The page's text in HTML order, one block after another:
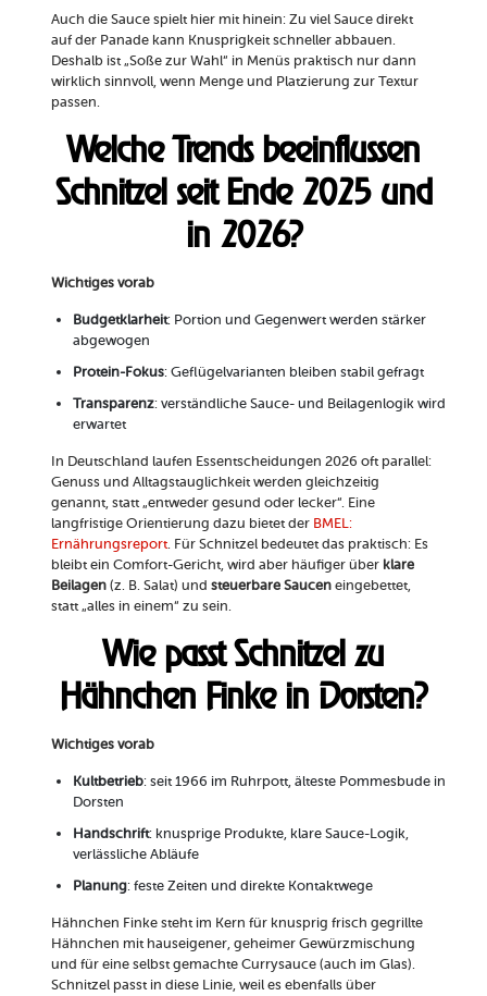
Auch die Sauce spielt hier mit hinein: Zu viel Sauce direkt
auf der Panade kann Knusprigkeit schneller abbauen.
Deshalb ist „Soße zur Wahl“ in Menüs praktisch nur dann
wirklich sinnvoll, wenn Menge und Platzierung zur Textur
passen.
Welche Trends beeinflussen
Schnitzel seit Ende 2025 und
in 2026?
Wichtiges vorab
Budgetklarheit: Portion und Gegenwert werden stärker
abgewogen
Protein-Fokus: Geflügelvarianten bleiben stabil gefragt
Transparenz: verständliche Sauce- und Beilagenlogik wird
erwartet
In Deutschland laufen Essentscheidungen 2026 oft parallel:
Genuss und Alltagstauglichkeit werden gleichzeitig
genannt, statt „entweder gesund oder lecker“. Eine
langfristige Orientierung dazu bietet der BMEL:
Ernährungsreport. Für Schnitzel bedeutet das praktisch: Es
bleibt ein Comfort-Gericht, wird aber häufiger über klare
Beilagen(z. B. Salat) und steuerbare Sauceneingebettet,
statt „alles in einem“ zu sein.
Wie passt Schnitzel zu
Hähnchen Finke in Dorsten?
Wichtiges vorab
Kultbetrieb: seit 1966 im Ruhrpott, älteste Pommesbude in
Dorsten
Handschrift: knusprige Produkte, klare Sauce-Logik,
verlässliche Abläufe
Planung: feste Zeiten und direkte Kontaktwege
Hähnchen Finke steht im Kern für knusprig frisch gegrillte
Hähnchen mit hauseigener, geheimer Gewürzmischung
und für eine selbst gemachte Currysauce (auch im Glas).
Schnitzel passt in diese Linie, weil es ebenfalls über